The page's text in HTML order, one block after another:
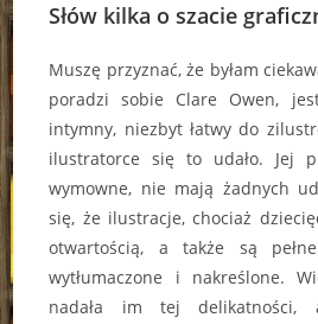
Słów kilka o szacie
Muszę przyznać, że byłam
poradzi sobie Clare Owen,
intymny, niezbyt łatwy do
ilustratorce się to udało. Jej
wymowne, nie mają żadnych
się, że ilustracje, chociaż
otwartością, a także są pełne
wytłumaczone i nakreślone.
nadała im tej